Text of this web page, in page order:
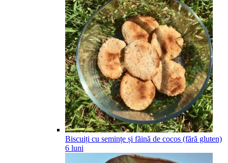
Biscuiți cu semințe și făină de cocos (fără gluten)
6 luni